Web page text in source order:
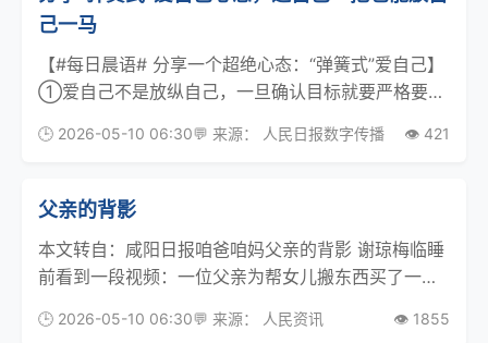
己一马
【#每日晨语# 分享一个超绝心态：“弹簧式”爱自己】
①爱自己不是放纵自己，一旦确认目标就要严格要求
后没有达成目标也要学会原谅自己，继续出发。这就
🕒 2026-05-10 06:30💬 来源： 人民日报数字传播 👁️ 421
父亲的背影
本文转自：咸阳日报咱爸咱妈父亲的背影 谢琼梅临睡
前看到一段视频：一位父亲为帮女儿搬东西买了一张
动人的话——他帮我把那段最重的路扛了过去。无数
🕒 2026-05-10 06:30💬 来源： 人民资讯 👁️ 1855